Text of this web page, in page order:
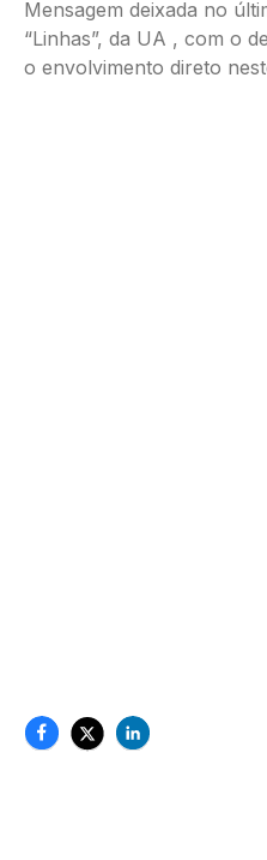
Mensagem deixada no
“Linhas”, da UA , com o
o envolvimento direto